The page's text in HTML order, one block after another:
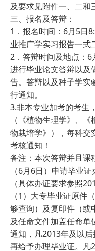
及要求见附件一、二和
三、报名及答辩：
1．报名时间：6月5日
业推广学实习报告一式
2．答辩时间及地点：
进行毕业论文答辩以及
告。答辩以及种子学实
行通知。
3.非本专业加考的考生
（《植物生理学》、
物栽培学》），每科交
考核通知！
备注：本次答辩并且课
（6月6日）申请毕业
（具体办证要求参照
（1）大专毕业证原件
够查询）及复印件（或
及任命文件加盖任命单
通知，凡2013年及以
再给予办理毕业证。凡